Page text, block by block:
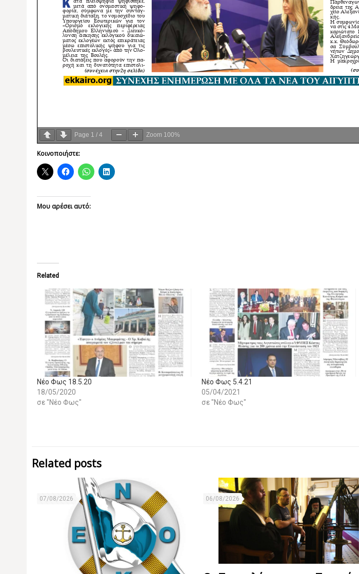
Page 1 / 4 Zoom 100%
Κοινοποιήστε:
Μου αρέσει αυτό:
Related
Νέο Φως 18.5.20
18/05/2020
σε "Νέο Φως"
Nέο Φως 5.4.21
05/04/2021
σε "Νέο Φως"
Related posts
07/08/2026 06/08/2026